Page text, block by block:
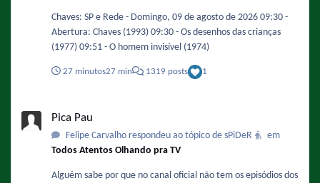
Chaves: SP e Rede - Domingo, 09 de agosto de 2026 09:30 -
Abertura: Chaves (1993) 09:30 - Os desenhos das crianças
(1977) 09:51 - O homem invisível (1974)
27 minutos27 min 1319 posts 1
Pica Pau
Felipe Carvalho respondeu ao tópico de sPiDeR
em
Todos Atentos Olhando pra TV
Alguém sabe por que no canal oficial não tem os episódios dos